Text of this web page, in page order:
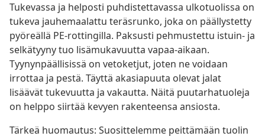
Tukevassa ja helposti puhdistettavassa ulkotuolissa on
tukeva jauhemaalattu teräsrunko, joka on päällystetty
pyöreällä PE-rottingilla. Paksusti pehmustettu istuin- ja
selkätyyny tuo lisämukavuutta vapaa-aikaan.
Tyynynpäällisissä on vetoketjut, joten ne voidaan
irrottaa ja pestä. Täyttä akasiapuuta olevat jalat
lisäävät tukevuutta ja vakautta. Näitä puutarhatuoleja
on helppo siirtää kevyen rakenteensa ansiosta.
Tärkeä huomautus: Suosittelemme peittämään tuolin